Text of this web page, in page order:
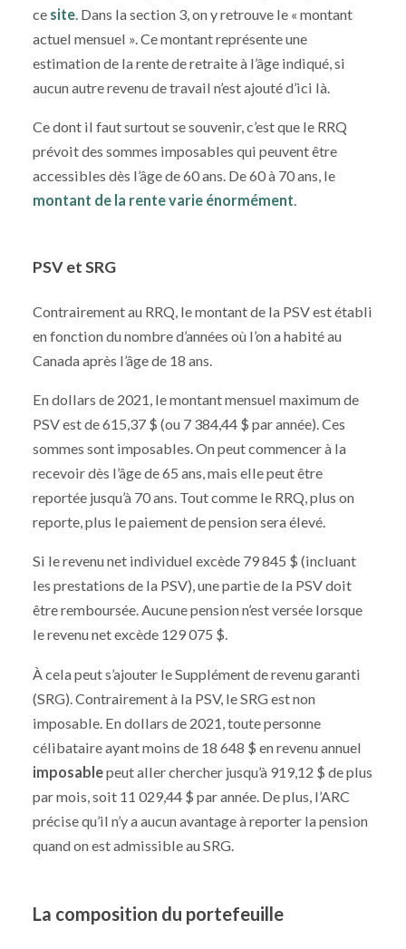
ce site. Dans la section 3, on y retrouve le « montant
actuel mensuel ». Ce montant représente une
estimation de la rente de retraite à l’âge indiqué, si
aucun autre revenu de travail n’est ajouté d’ici là.
Ce dont il faut surtout se souvenir, c’est que le RRQ
prévoit des sommes imposables qui peuvent être
accessibles dès l’âge de 60 ans. De 60 à 70 ans, le
montant de la rente varie énormément.
PSV et SRG
Contrairement au RRQ, le montant de la PSV est établi
en fonction du nombre d’années où l’on a habité au
Canada après l’âge de 18 ans.
En dollars de 2021, le montant mensuel maximum de
PSV est de 615,37 $ (ou 7 384,44 $ par année). Ces
sommes sont imposables. On peut commencer à la
recevoir dès l’âge de 65 ans, mais elle peut être
reportée jusqu’à 70 ans. Tout comme le RRQ, plus on
reporte, plus le paiement de pension sera élevé.
Si le revenu net individuel excède 79 845 $ (incluant
les prestations de la PSV), une partie de la PSV doit
être remboursée. Aucune pension n’est versée lorsque
le revenu net excède 129 075 $.
À cela peut s’ajouter le Supplément de revenu garanti
(SRG). Contrairement à la PSV, le SRG est non
imposable. En dollars de 2021, toute personne
célibataire ayant moins de 18 648 $ en revenu annuel
imposablepeut aller chercher jusqu’à 919,12 $ de plus
par mois, soit 11 029,44 $ par année. De plus, l’ARC
précise qu’il n’y a aucun avantage à reporter la pension
quand on est admissible au SRG.
La composition du portefeuille